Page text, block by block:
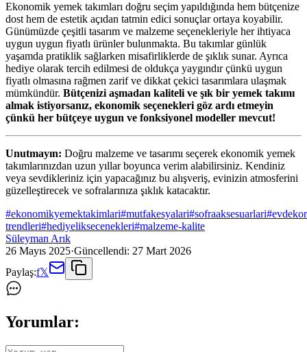
Ekonomik yemek takımları doğru seçim yapıldığında hem bütçenize
dost hem de estetik açıdan tatmin edici sonuçlar ortaya koyabilir.
Günümüzde çeşitli tasarım ve malzeme seçenekleriyle her ihtiyaca
uygun uygun fiyatlı ürünler bulunmakta. Bu takımlar günlük
yaşamda pratiklik sağlarken misafirliklerde de şıklık sunar. Ayrıca
hediye olarak tercih edilmesi de oldukça yaygındır çünkü uygun
fiyatlı olmasına rağmen zarif ve dikkat çekici tasarımlara ulaşmak
mümkündür. Bütçenizi aşmadan kaliteli ve şık bir yemek takımı
almak istiyorsanız, ekonomik seçenekleri göz ardı etmeyin
çünkü her bütçeye uygun ve fonksiyonel modeller mevcut!
Unutmayın: Doğru malzeme ve tasarımı seçerek ekonomik yemek
takımlarınızdan uzun yıllar boyunca verim alabilirsiniz. Kendiniz
veya sevdikleriniz için yapacağınız bu alışveriş, evinizin atmosferini
güzelleştirecek ve sofralarınıza şıklık katacaktır.
#ekonomikyemektakimlari#mutfakesyalari#sofraaksesuarlari#
trendleri#hediyeliksecenekleri#malzeme-kalite
Süleyman Arık
26 Mayıs 2025·Güncellendi: 27 Mart 2026
Paylaş:f𝕏
Yorumlar: